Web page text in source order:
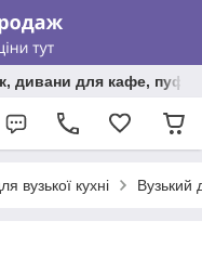
дивани для кафе,
вузької кухні Вузький